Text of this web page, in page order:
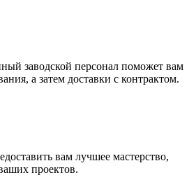
заводской персонал поможет вам
а затем доставки с контрактом.
вам лучшее мастерство,
проектов.